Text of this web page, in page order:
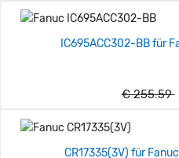
IC695ACC302-BB für
€ 255.59
CR17335(3V) für